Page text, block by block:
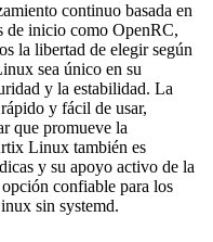
continuo basada en
de inicio como OpenRC,
la libertad de elegir según
sea único en su
y la estabilidad. La
y fácil de usar,
que promueve la
Linux también es
y su apoyo activo de la
confiable para los
sin systemd.